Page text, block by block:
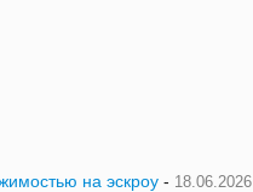
на эскроу - 18.06.2026